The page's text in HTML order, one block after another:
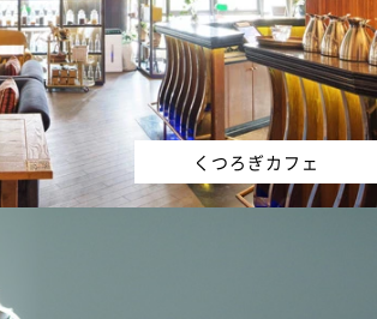
くつろぎカフェ